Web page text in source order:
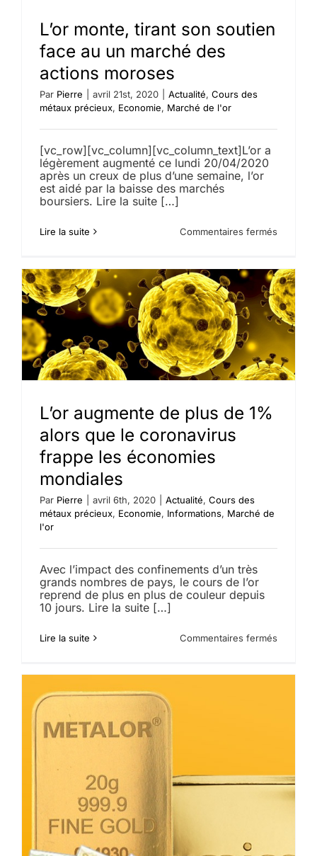
L’or monte, tirant son soutien
face au un marché des
actions moroses
Par Pierre avril 21st, 2020 Actualité, Cours des
métaux précieux, Economie, Marché de l'or
[vc_row][vc_column][vc_column_text]L’or a
légèrement augmenté ce lundi 20/04/2020
après un creux de plus d’une semaine, l’or
est aidé par la baisse des marchés
boursiers. Lire la suite […]
Lire la suite Commentaires fermés
tirant
son
soutien
face
au
un
marché
des
actions
moroses
L’or augmente de plus de 1%
alors que le coronavirus
frappe les économies
mondiales
Par Pierre avril 6th, 2020 Actualité, Cours des
métaux précieux, Economie, Informations, Marché de
l'or
Avec l’impact des confinements d’un très
grands nombres de pays, le cours de l’or
reprend de plus en plus de couleur depuis
10 jours. Lire la suite […]
Lire la suite Commentaires fermés
de
frappe
les